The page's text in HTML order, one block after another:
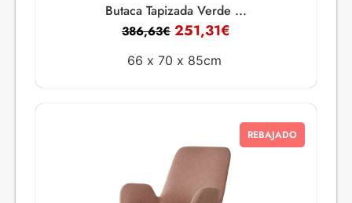
Butaca Tapizada Verde ...
386,63€ 251,31€
66 x 70 x 85cm
REBAJADO